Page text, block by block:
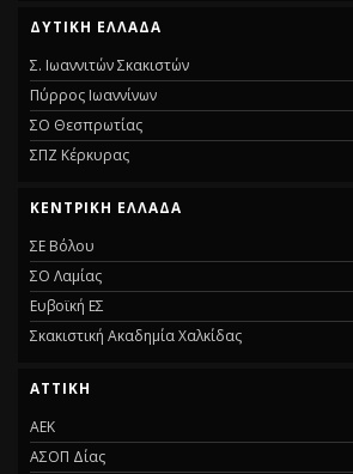
ΔΥΤΙΚΗ ΕΛΛΑΔΑ
Σ. Ιωαννιτών Σκακιστών
Πύρρος Ιωαννίνων
ΣΟ Θεσπρωτίας
ΣΠΖ Κέρκυρας
ΚΕΝΤΡΙΚΗ ΕΛΛΑΔΑ
ΣΕ Βόλου
ΣΟ Λαμίας
Ευβοϊκή ΕΣ
Σκακιστική Ακαδημία Χαλκίδας
ΑΤΤΙΚΗ
ΑΕΚ
ΑΣΟΠ Δίας